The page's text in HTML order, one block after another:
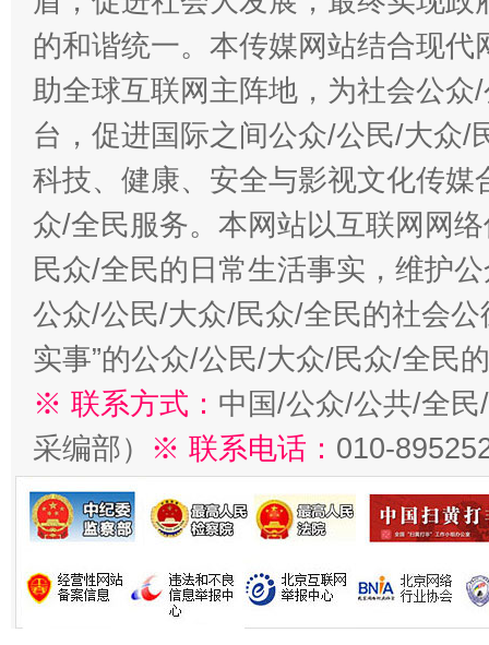
的和谐统一。本传媒网站结合现
助全球互联网主阵地，为社会公
台，促进国际之间公众/公民/大众/
科技、健康、安全与影视文化传
众/全民服务。本网站以互联网网
民众/全民的日常生活事实，维护
公众/公民/大众/民众/全民的社会公
实事”的公众/公民/大众/民众/全民
※ 联系方式： 中国/公众/公共/全
采编部） ※ 联系电话： 010-